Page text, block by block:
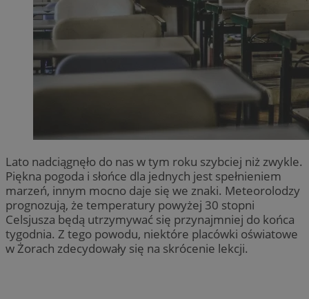
Lato nadciągnęło do nas w tym roku szybciej niż zwykle.
Piękna pogoda i słońce dla jednych jest spełnieniem
marzeń, innym mocno daje się we znaki. Meteorolodzy
prognozują, że temperatury powyżej 30 stopni
Celsjusza będą utrzymywać się przynajmniej do końca
tygodnia. Z tego powodu, niektóre placówki oświatowe
w Żorach zdecydowały się na skrócenie lekcji.